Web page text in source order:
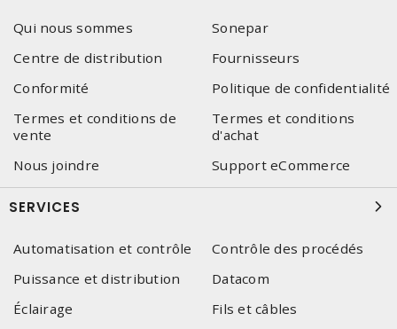
Qui nous sommes
Sonepar
Centre de distribution
Fournisseurs
Conformité
Politique de confidentialité
Termes et conditions de
vente
Termes et conditions
d'achat
Nous joindre
Support eCommerce
SERVICES
Automatisation et contrôle
Contrôle des procédés
Puissance et distribution
Datacom
Éclairage
Fils et câbles